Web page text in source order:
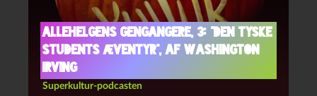
Allehelgens gengangere, 3: “Den tyske
students æventyr”, af Washington
Irving
Superkultur-podcasten